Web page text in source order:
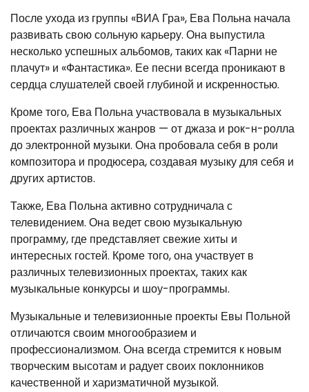
После ухода из группы «ВИА Гра», Ева Польна начала
развивать свою сольную карьеру. Она выпустила
несколько успешных альбомов, таких как «Парни не
плачут» и «Фантастика». Ее песни всегда проникают в
сердца слушателей своей глубиной и искренностью.
Кроме того, Ева Польна участвовала в музыкальных
проектах различных жанров — от джаза и рок-н-ролла
до электронной музыки. Она пробовала себя в роли
композитора и продюсера, создавая музыку для себя и
других артистов.
Также, Ева Польна активно сотрудничала с
телевидением. Она ведет свою музыкальную
программу, где представляет свежие хиты и
интересных гостей. Кроме того, она участвует в
различных телевизионных проектах, таких как
музыкальные конкурсы и шоу-программы.
Музыкальные и телевизионные проекты Евы Польной
отличаются своим многообразием и
профессионализмом. Она всегда стремится к новым
творческим высотам и радует своих поклонников
качественной и харизматичной музыкой.